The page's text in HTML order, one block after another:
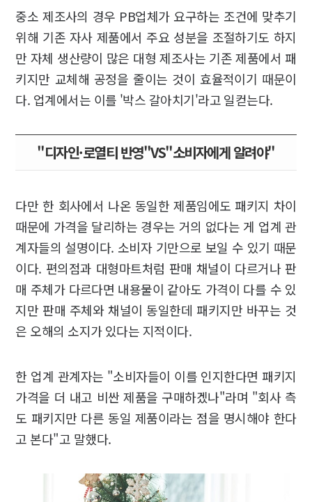
중소 제조사의 경우 PB업체가 요구하는 조건에 맞추기
위해 기존 자사 제품에서 주요 성분을 조절하기도 하지
만 자체 생산량이 많은 대형 제조사는 기존 제품에서 패
키지만 교체해 공정을 줄이는 것이 효율적이기 때문이
다. 업계에서는 이를 '박스 갈아치기'라고 일컫는다.
"디자인·로열티 반영"VS"소비자에게 알려야"
다만 한 회사에서 나온 동일한 제품임에도 패키지 차이
때문에 가격을 달리하는 경우는 거의 없다는 게 업계 관
계자들의 설명이다. 소비자 기만으로 보일 수 있기 때문
이다. 편의점과 대형마트처럼 판매 채널이 다르거나 판
매 주체가 다르다면 내용물이 같아도 가격이 다를 수 있
지만 판매 주체와 채널이 동일한데 패키지만 바꾸는 것
은 오해의 소지가 있다는 지적이다.
한 업계 관계자는 "소비자들이 이를 인지한다면 패키지
가격을 더 내고 비싼 제품을 구매하겠나"라며 "회사 측
도 패키지만 다른 동일 제품이라는 점을 명시해야 한다
고 본다"고 말했다.